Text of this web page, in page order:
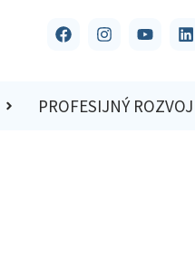
PROFESIJNÝ ROZVOJ